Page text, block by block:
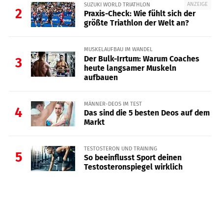
10 schnelle und gesunde Fast-Food-Rezepte
10 schnelle und gesunde Fast-Food-Rezepte
10 schnelle und gesunde Fast-Food-Rezepte
2
ANZEIGE
SUZUKI WORLD TRIATHLON
Praxis-Check: Wie fühlt sich der
größte Triathlon der Welt an?
3
MUSKELAUFBAU IM WANDEL
Der Bulk-Irrtum: Warum Coaches
heute langsamer Muskeln
aufbauen
4
MÄNNER-DEOS IM TEST
Das sind die 5 besten Deos auf dem
Markt
5
TESTOSTERON UND TRAINING
So beeinflusst Sport deinen
Testosteronspiegel wirklich